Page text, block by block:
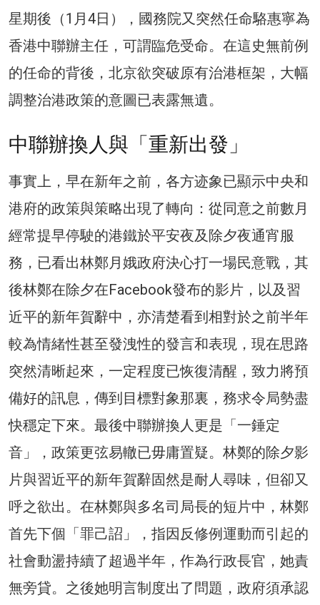
星期後（1月4日），國務院又突然任命駱惠寧為
香港中聯辦主任，可謂臨危受命。在這史無前例
的任命的背後，北京欲突破原有治港框架，大幅
調整治港政策的意圖已表露無遺。
中聯辦換人與「重新出發」
事實上，早在新年之前，各方迹象已顯示中央和
港府的政策與策略出現了轉向：從同意之前數月
經常提早停駛的港鐵於平安夜及除夕夜通宵服
務，已看出林鄭月娥政府決心打一場民意戰，其
後林鄭在除夕在Facebook發布的影片，以及習
近平的新年賀辭中，亦清楚看到相對於之前半年
較為情緒性甚至發洩性的發言和表現，現在思路
突然清晰起來，一定程度已恢復清醒，致力將預
備好的訊息，傳到目標對象那裏，務求令局勢盡
快穩定下來。最後中聯辦換人更是「一錘定
音」，政策更弦易轍已毋庸置疑。林鄭的除夕影
片與習近平的新年賀辭固然是耐人尋味，但卻又
呼之欲出。在林鄭與多名司局長的短片中，林鄭
首先下個「罪己詔」，指因反修例運動而引起的
社會動盪持續了超過半年，作為行政長官，她責
無旁貸。之後她明言制度出了問題，政府須承認